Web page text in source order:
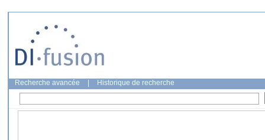
Recherche avancée Historique de recherche